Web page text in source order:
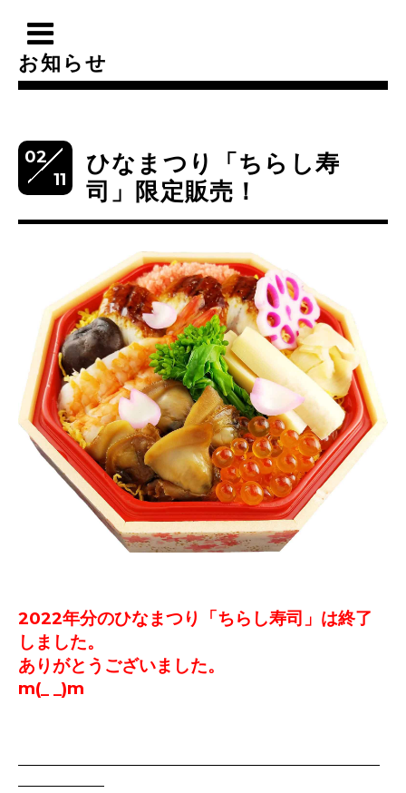
お知らせ
02
11
ひなまつり「ちらし寿
司」限定販売！
2022年分のひなまつり「ちらし寿司」は終了
しました。
ありがとうございました。
m(_ _)m